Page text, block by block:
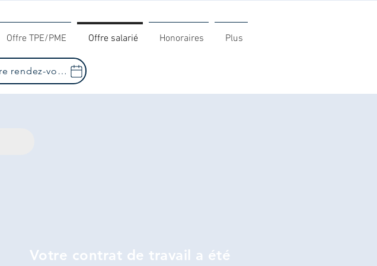
Offre TPE/PME Offre salarié Honoraires Plus
Prendre rendez-vous
Votre contrat de travail a été